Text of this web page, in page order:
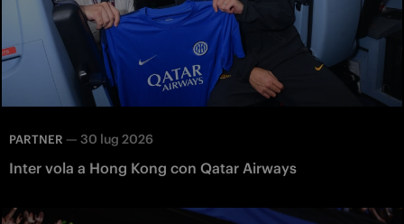
PARTNER — 30 lug 2026
Inter vola a Hong Kong con Qatar Airways